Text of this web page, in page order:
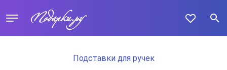
Подставки для ручек